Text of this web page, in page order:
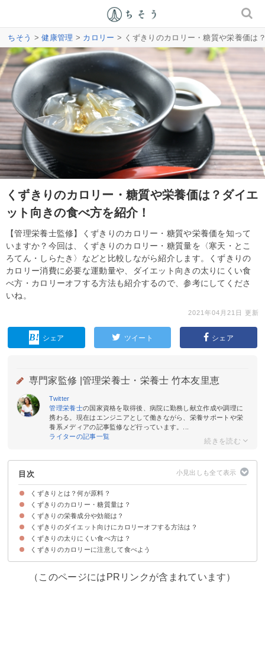
ちそう >健康管理 > カロリー > くずきりのカロリー・糖質や栄養価は
くずきりのカロリー・糖質や栄養価は？ダイエ
ット向きの食べ方を紹介！
【管理栄養士監修】くずきりのカロリー・糖質や栄養価を知って
いますか？今回は、くずきりのカロリー・糖質量を〈寒天・とこ
ろてん・しらたき〉などと比較しながら紹介します。くずきりの
カロリー消費に必要な運動量や、ダイエット向きの太りにくい食
べ方・カロリーオフする方法も紹介するので、参考にしてくださ
いね。
2021年04月21日 更新
シェア ツイート シェア
専門家監修 | 管理栄養士・栄養士 竹本友里恵
Twitter
管理栄養士の国家資格を取得後、病院に勤務し献立作成や調理に
携わる。現在はエンジニアとして働きながら、栄養サポートや栄
養系メディアの記事監修など行っています。...
ライターの記事一覧
目次
くずきりとは？何が原料？
くずきりの原料は「葛」の根
春雨・しらたきなどとの違い
くずきりのカロリー・糖質量は？
くずきりのカロリーや糖質をしらたき・春雨などと比較
くずきり（1食分）のカロリー消費に必要な運動量
くずきりの栄養成分や効能は？
イソフラボンが豊富
漢方薬の材料にもなっている
くずきりのダイエット向けにカロリーオフする方法は？
①黒蜜など甘いトッピングを控える
②食べ過ぎない
くずきりの太りにくい食べ方は？
①夜に食べない
②主食として食べる
くずきりのカロリーに注意して食べよう
（このページにはPRリンクが含まれています）